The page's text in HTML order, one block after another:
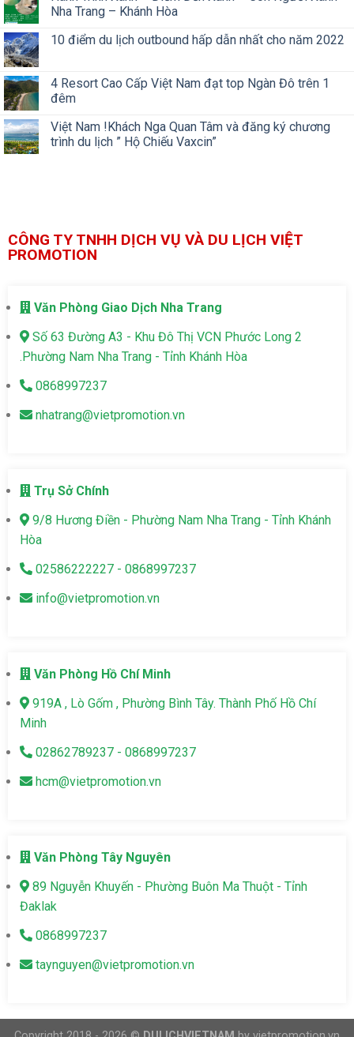
Nha Trang – Khánh Hòa
10 điểm du lịch outbound hấp dẫn nhất cho năm 2022
4 Resort Cao Cấp Việt Nam đạt top Ngàn Đô trên 1
đêm
Việt Nam !Khách Nga Quan Tâm và đăng ký chương
trình du lịch ” Hộ Chiếu Vaxcin”
CÔNG TY TNHH DỊCH VỤ VÀ DU LỊCH VIỆT
PROMOTION
Văn Phòng Giao Dịch Nha Trang
Số 63 Đường A3 - Khu Đô Thị VCN Phước Long 2
.Phường Nam Nha Trang - Tỉnh Khánh Hòa
0868997237
nhatrang@vietpromotion.vn
Trụ Sở Chính
9/8 Hương Điền - Phường Nam Nha Trang - Tỉnh Khánh
Hòa
02586222227 - 0868997237
info@vietpromotion.vn
Văn Phòng Hồ Chí Minh
919A , Lò Gốm , Phường Bình Tây. Thành Phố Hồ Chí
Minh
02862789237 - 0868997237
hcm@vietpromotion.vn
Văn Phòng Tây Nguyên
89 Nguyễn Khuyến - Phường Buôn Ma Thuột - Tỉnh
Đaklak
0868997237
taynguyen@vietpromotion.vn